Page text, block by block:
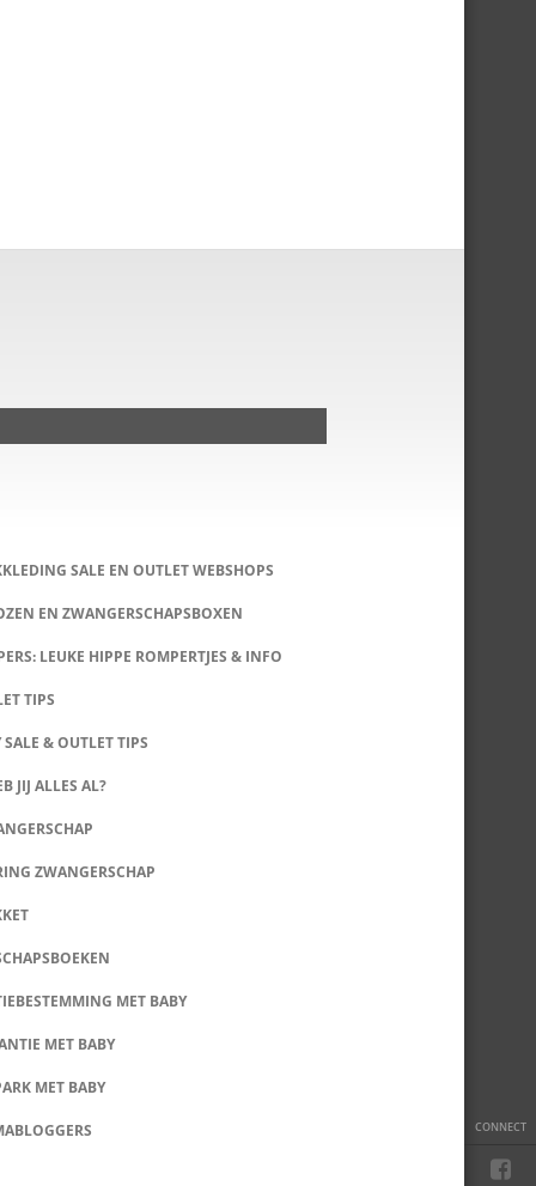
CONNECT
SALE EN OUTLET WEBSHOPS
EN ZWANGERSCHAPSBOXEN
LEUKE HIPPE ROMPERTJES & INFO
TIPS
SALE & OUTLET TIPS
JIJ ALLES AL?
ZWANGERSCHAP
MET BABY
MET BABY
MET BABY